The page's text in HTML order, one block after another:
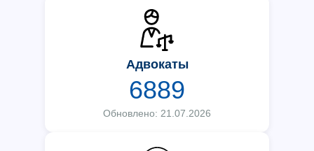
Адвокаты
6889
Обновлено: 21.07.2026